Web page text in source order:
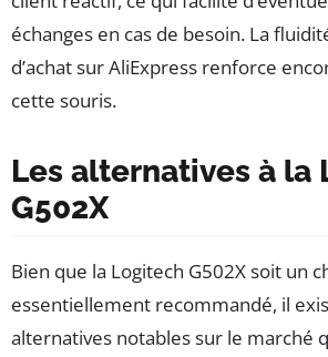
échanges en cas de besoin. La
d’achat sur AliExpress renforce
cette souris.
Les alternatives à la
G502X
Bien que la Logitech G502X soit un
essentiellement recommandé, il
alternatives notables sur le marché